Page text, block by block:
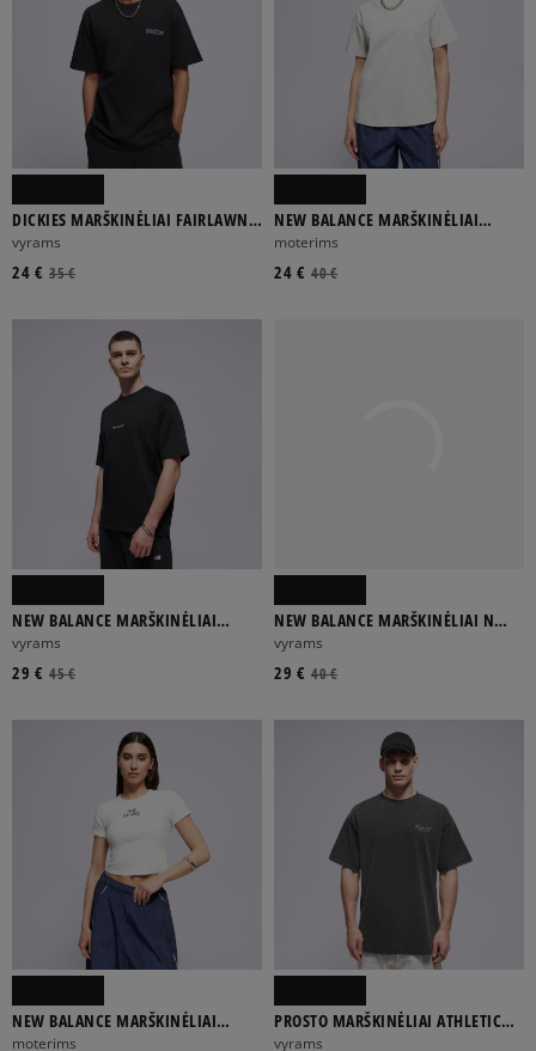
DICKIES MARŠKINĖLIAI FAIRLAWN
SS TEE
vyrams
35 €
24 €
NEW BALANCE MARŠKINĖLIAI
ATHLETICS JERSEY MARŠKINĖ
moterims
40 €
24 €
NEW BALANCE MARŠKINĖLIAI
FOOTBALL CLUB CATALOG
MARŠKINĖLIA
vyrams
45 €
29 €
NEW BALANCE MARŠKINĖLIAI N
COLLAGE MARŠKINĖLIAI
vyrams
40 €
29 €
NEW BALANCE MARŠKINĖLIAI
LINEAR HERITAGE RINGER
moterims
PROSTO MARŠKINĖLIAI ATHLETIC
WASHED BLACK
vyrams